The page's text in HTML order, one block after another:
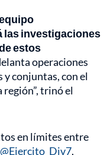
las investigaciones
estos
operaciones
conjuntas, con el
región”, trinó el
en límites entre
@Ejercito_Div7,